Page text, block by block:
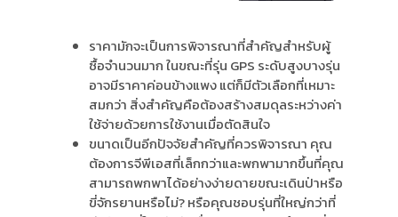
ราคามักจะเป็นการพิจารณาที่สำคัญสำหรับผู้
ซื้อจำนวนมาก ในขณะที่รุ่น GPS ระดับสูงบางรุ่น
อาจมีราคาค่อนข้างแพง แต่ก็มีตัวเลือกที่เหมาะ
สมกว่า สิ่งสำคัญคือต้องสร้างสมดุลระหว่างค่า
ใช้จ่ายด้วยการใช้งานเมื่อตัดสินใจ
ขนาดเป็นอีกปัจจัยสำคัญที่ควรพิจารณา คุณ
ต้องการจีพีเอสที่เล็กกว่าและพกพามากขึ้นที่คุณ
สามารถพกพาได้อย่างง่ายดายขณะเดินป่าหรือ
ขี่จักรยานหรือไม่? หรือคุณชอบรุ่นที่ใหญ่กว่าที่